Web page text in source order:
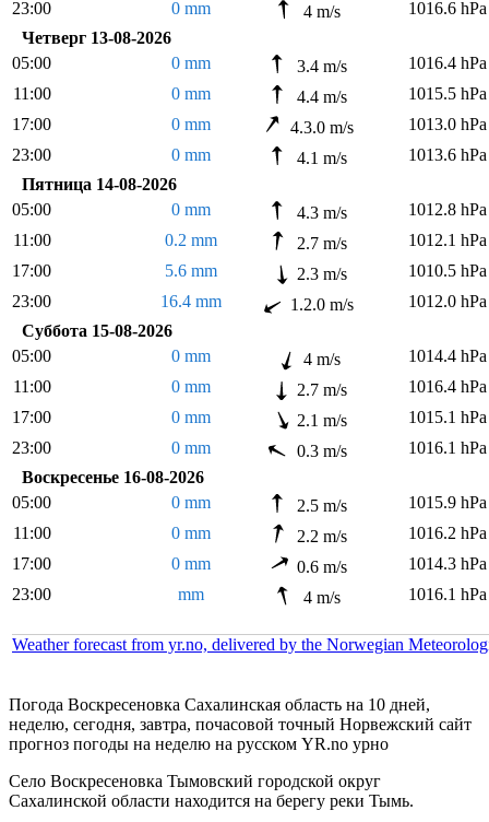
23:00 0 mm 4 m/s
1016.6 hPa
Четверг 13-08-2026
05:00
0 mm 3.4 m/s
1016.4 hPa
11:00
0 mm 4.4 m/s
1015.5 hPa
17:00
0 mm 4.3.0 m/s
1013.0 hPa
23:00
0 mm 4.1 m/s
1013.6 hPa
Пятница 14-08-2026
05:00
0 mm 4.3 m/s
1012.8 hPa
11:00
0.2 mm 2.7 m/s
1012.1 hPa
17:00
5.6 mm 2.3 m/s
1010.5 hPa
23:00
16.4 mm 1.2.0 m/s
1012.0 hPa
Суббота 15-08-2026
05:00
0 mm 4 m/s
1014.4 hPa
11:00
0 mm 2.7 m/s
1016.4 hPa
17:00
0 mm 2.1 m/s
1015.1 hPa
23:00
0 mm 0.3 m/s
1016.1 hPa
Воскресенье 16-08-2026
05:00
0 mm 2.5 m/s
1015.9 hPa
11:00
0 mm 2.2 m/s
1016.2 hPa
17:00
0 mm 0.6 m/s
1014.3 hPa
23:00
mm 4 m/s 1016.1 hPa
Weather forecast from yr.no, delivered by the Norwegian
Погода Воскресеновка Сахалинская область на 10 дней,
неделю, сегодня, завтра, почасовой точный Норвежский сайт
прогноз погоды на неделю на русском YR.no урно
Село Воскресеновка Тымовский городской округ
Сахалинской области находится на берегу реки Тымь.